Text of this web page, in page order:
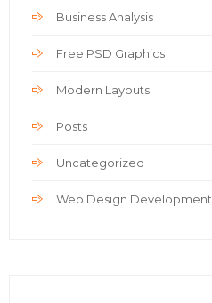
Business Analysis
Free PSD Graphics
Modern Layouts
Posts
Uncategorized
Web Design Development